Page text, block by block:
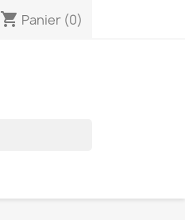
shopping_cart Panier (0)